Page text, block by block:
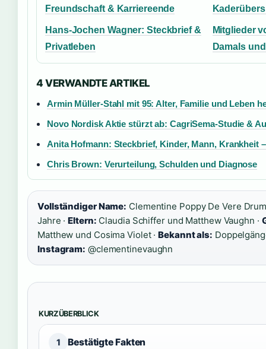
Freundschaft & Karriereende
Hans-Jochen Wagner: Steckbrief &
Privatleben
Mitglieder
Damals
4 VERWANDTE ARTIKEL
Armin Müller-Stahl mit 95: Alter, Familie und Leben
Novo Nordisk Aktie stürzt ab: CagriSema-Studie &
Anita Hofmann: Steckbrief, Kinder, Mann, Krankheit
Chris Brown: Verurteilung, Schulden und Diagnose
Vollständiger Name: Clementine Poppy De Vere
Jahre ·Eltern: Claudia Schiffer und Matthew Vaughn ·
Matthew und Cosima Violet ·Bekannt als:
Instagram: @clementinevaughn
KURZÜBERBLICK
1 Bestätigte Fakten